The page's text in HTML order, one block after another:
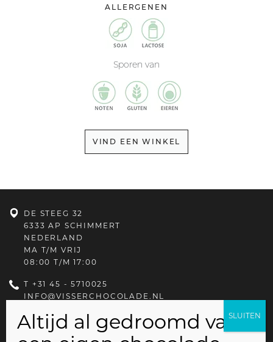
ALLERGENEN
Sporen van
VIND EEN WINKEL
DE STEEG 32
6333 AP SCHIMMERT
NEDERLAND
MA T/M VRIJ
08:00 T/M 17:00
T +31 45 - 5710025
INFO@VISSERCHOCOLADE.NL